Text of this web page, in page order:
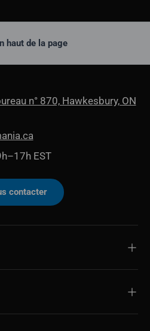
haut de la page
n° 870, Hawkesbury, ON
EST
contacter